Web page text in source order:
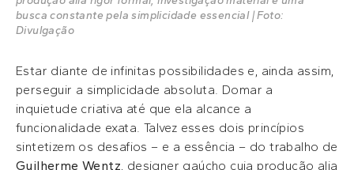
busca constante pela simplicidade essencial | Foto:
Divulgação
Estar diante de infinitas possibilidades e, ainda assim,
perseguir a simplicidade absoluta. Domar a
inquietude criativa até que ela alcance a
funcionalidade exata. Talvez esses dois princípios
sintetizem os desafios – e a essência – do trabalho de
Guilherme Wentz , designer gaúcho cuja produção alia